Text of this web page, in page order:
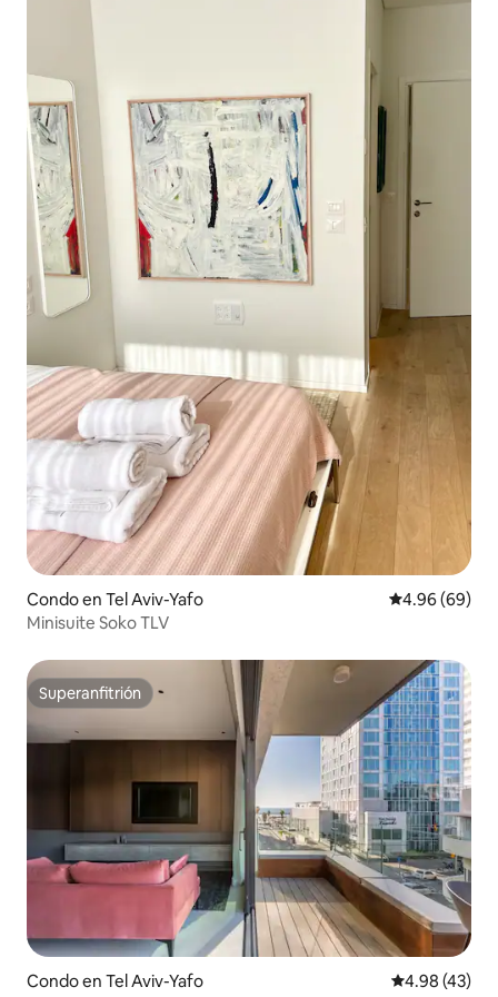
Condo en Tel Aviv-Yafo Calificación
4.96 (69)
Minisuite Soko TLV
Superanfitrión
Superanfitrión
Condo en Tel Aviv-Yafo Calificación
4.98 (43)